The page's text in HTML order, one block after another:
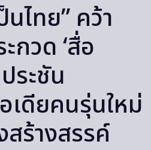
นไทย” คว้า
กวด ‘สื่อ
ระชัน
เดียคนรุ่นใหม่
ร้างสรรค์